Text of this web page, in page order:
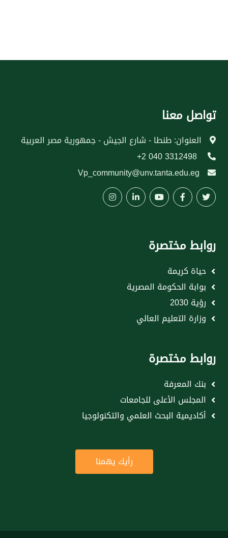
تواصل معنا
العنوان: طنطا - شارع الجيش - جمهورية مصر العربية
Vp_community@unv.tanta.edu.eg
روابط مختصرة
حياة كريمة
بوابة الحكومة المصرية
رؤية 2030
وزارة التعليم العالي
روابط مختصرة
بنك المعرفة
المجلس الأعلى للجامعات
أكاديمية البحث العلمي والتكنولوجيا
رأيك يهمنا